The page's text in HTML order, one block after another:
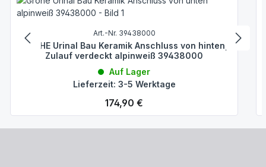
Art.-Nr. 39438000
GROHE Urinal Bau Keramik Anschluss von hinten,
Zulauf verdeckt alpinweiß 39438000
Auf Lager
Lieferzeit: 3-5 Werktage
Regulärer Preis:
174,90 €